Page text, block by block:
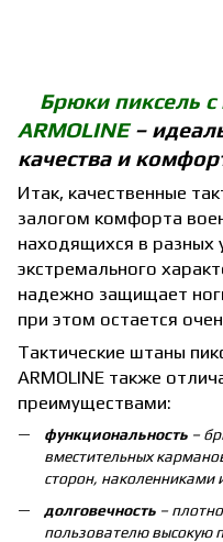
Брюки пиксель
ARMOLINE –
качества и
Итак, качественные
залогом комфорта
находящихся в разных
экстремального
надежно защищает
при этом остается
Тактические штаны
ARMOLINE также
преимуществами:
функциональность –
вместительных
сторон, наколенниками
долговечность –
пользователю высокую